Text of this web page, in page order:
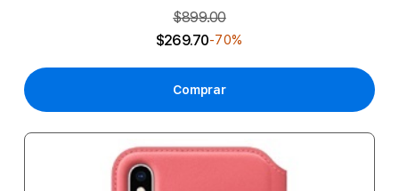
$899.00
$269.70-70%
Comprar